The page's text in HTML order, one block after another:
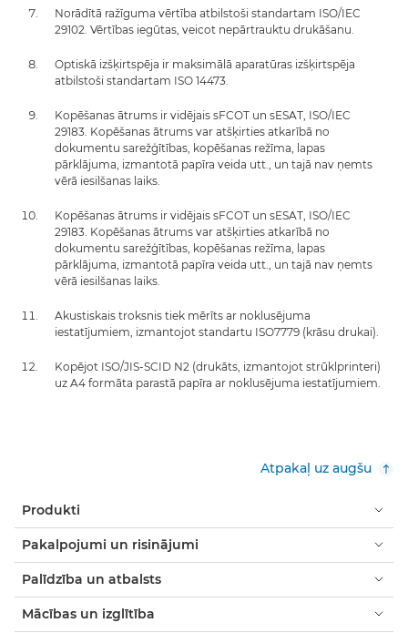
Norādītā ražīguma vērtība atbilstoši standartam ISO/IEC
29102. Vērtības iegūtas, veicot nepārtrauktu drukāšanu.
Optiskā izšķirtspēja ir maksimālā aparatūras izšķirtspēja
atbilstoši standartam ISO 14473.
Kopēšanas ātrums ir vidējais sFCOT un sESAT, ISO/IEC
29183. Kopēšanas ātrums var atšķirties atkarībā no
dokumentu sarežģītības, kopēšanas režīma, lapas
pārklājuma, izmantotā papīra veida utt., un tajā nav ņemts
vērā iesilšanas laiks.
Kopēšanas ātrums ir vidējais sFCOT un sESAT, ISO/IEC
29183. Kopēšanas ātrums var atšķirties atkarībā no
dokumentu sarežģītības, kopēšanas režīma, lapas
pārklājuma, izmantotā papīra veida utt., un tajā nav ņemts
vērā iesilšanas laiks.
Akustiskais troksnis tiek mērīts ar noklusējuma
iestatījumiem, izmantojot standartu ISO7779 (krāsu drukai).
Kopējot ISO/JIS-SCID N2 (drukāts, izmantojot strūklprinteri)
uz A4 formāta parastā papīra ar noklusējuma iestatījumiem.
Atpakaļ uz augšu
Produkti
Pakalpojumi un risinājumi
Palīdzība un atbalsts
Mācības un izglītība